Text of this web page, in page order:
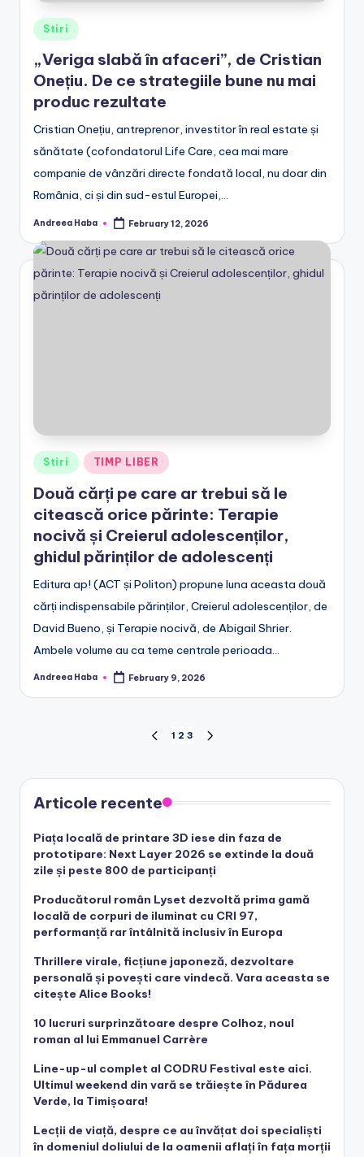
Posted
Stiri
„Veriga slabă în afaceri”, de Cristian
Onețiu. De ce strategiile bune nu mai
produc rezultate
Cristian Onețiu, antreprenor, investitor în real estate și
sănătate (cofondatorul Life Care, cea mai mare
companie de vânzări directe fondată local, nu doar din
România, ci și din sud-estul Europei,…
Posted
Andreea Haba February 12, 2026
Posted
Stiri TIMP LIBER
Două cărți pe care ar trebui să le
citească orice părinte: Terapie
nocivă și Creierul adolescenților,
ghidul părinților de adolescenți
Editura ap! (ACT și Politon) propune luna aceasta două
cărți indispensabile părinților, Creierul adolescenților, de
David Bueno, și Terapie nocivă, de Abigail Shrier.
Ambele volume au ca teme centrale perioada…
Posted
Andreea Haba February 9, 2026
pagination
PREVIOUS
1 2 3
Articole recente
Piața locală de printare 3D iese din faza de
prototipare: Next Layer 2026 se extinde la două
zile și peste 800 de participanți
Producătorul român Lyset dezvoltă prima gamă
locală de corpuri de iluminat cu CRI 97,
performanță rar întâlnită inclusiv în Europa
Thrillere virale, ficțiune japoneză, dezvoltare
personală și povești care vindecă. Vara aceasta se
citește Alice Books!
10 lucruri surprinzătoare despre Colhoz, noul
roman al lui Emmanuel Carrère
Line-up-ul complet al CODRU Festival este aici.
Ultimul weekend din vară se trăiește în Pădurea
Verde, la Timișoara!
Lecții de viață, despre ce au învățat doi specialiști
în domeniul doliului de la oamenii aflați în fața morții